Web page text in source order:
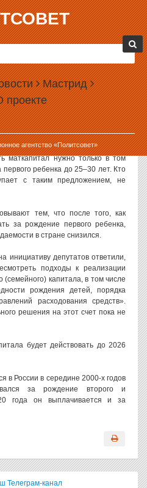
Мастрид
агентство «Политсовет»
ПОЛУЧЕНИЯ
обсуждают идею ограничения
на получение
газета «Известия». По замыслу
маткапитал нужно только в том
ребенка до 25–30 лет. Кто
с таким предложением, не
тем, что после того, как
за рождение первого ребенка,
в стране снизился.
инициативу депутатов ответили,
подходы к реализации
(семейного) капитала, в том числе
рождения детей, порядка
расходования средств».
решения на этот счет пока не
будет действовать до 2026
в России в середине 2000-х годов
за рождение второго и
года он выплачивается и за
Телеграм-канал